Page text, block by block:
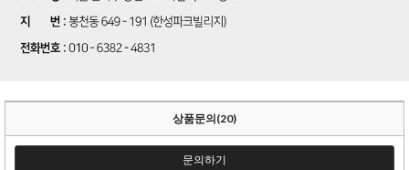
상품문의(20)
문의하기